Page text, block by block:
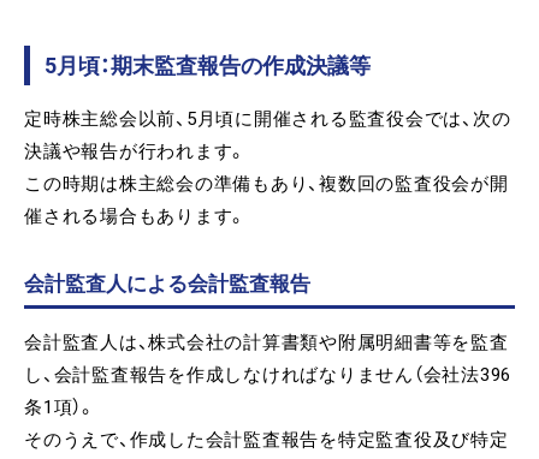
5月頃：期末監査報告の作成決議等
定時株主総会以前、5月頃に開催される監査役会では、次の
決議や報告が行われます。
この時期は株主総会の準備もあり、複数回の監査役会が開
催される場合もあります。
会計監査人による会計監査報告
会計監査人は、株式会社の計算書類や附属明細書等を監査
し、会計監査報告を作成しなければなりません（会社法396
条1項）。
そのうえで、作成した会計監査報告を特定監査役及び特定